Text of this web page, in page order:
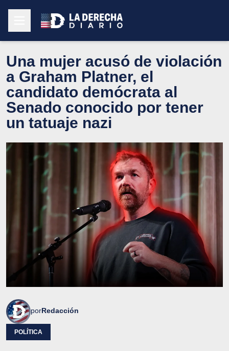
Una mujer acusó de violación
a Graham Platner, el
candidato demócrata al
Senado conocido por tener
un tatuaje nazi
porRedacción
POLÍTICA